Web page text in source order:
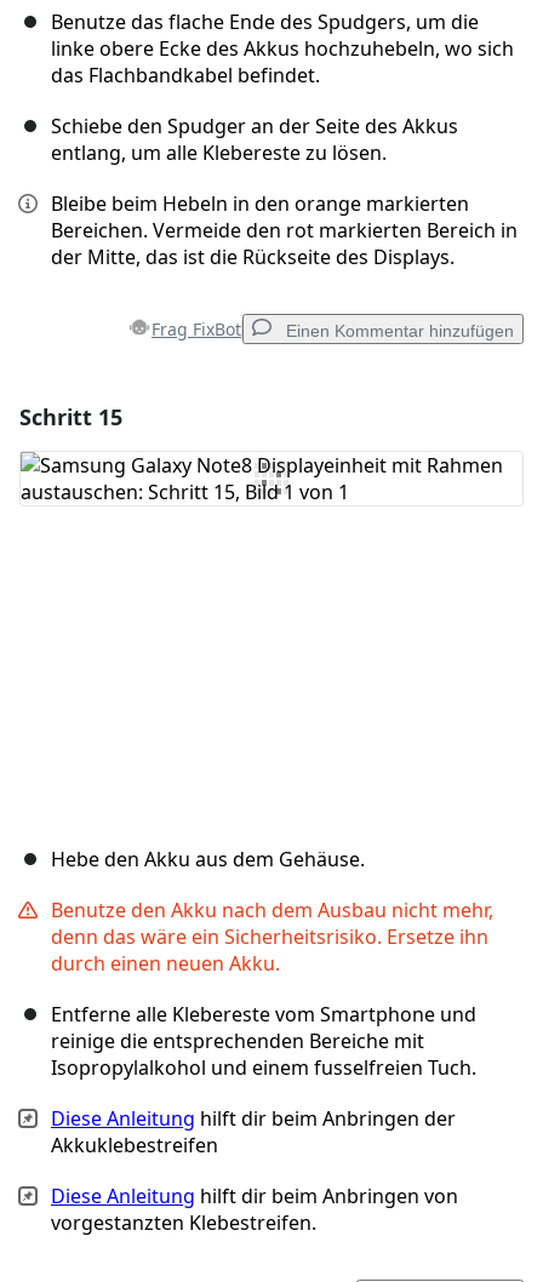
Benutze das flache Ende des Spudgers, um die
linke obere Ecke des Akkus hochzuhebeln, wo sich
das Flachbandkabel befindet.
Schiebe den Spudger an der Seite des Akkus
entlang, um alle Klebereste zu lösen.
Bleibe beim Hebeln in den orange markierten
Bereichen. Vermeide den rot markierten Bereich in
der Mitte, das ist die Rückseite des Displays.
Frag FixBot Einen Kommentar hinzufügen
Kommentar hinzufügen
Schritt 15
Hebe den Akku aus dem Gehäuse.
Benutze den Akku nach dem Ausbau nicht mehr,
denn das wäre ein Sicherheitsrisiko. Ersetze ihn
durch einen neuen Akku.
Entferne alle Klebereste vom Smartphone und
reinige die entsprechenden Bereiche mit
Isopropylalkohol und einem fusselfreien Tuch.
Diese Anleitung hilft dir beim Anbringen der
Akkuklebestreifen
Diese Anleitung hilft dir beim Anbringen von
vorgestanzten Klebestreifen.